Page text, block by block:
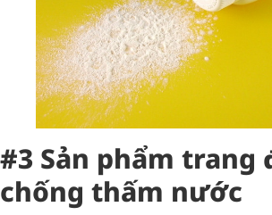
#3 Sản phẩm trang
chống thấm nước